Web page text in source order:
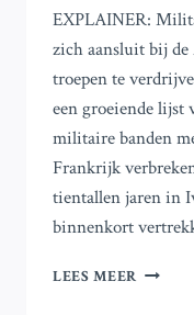
EXPLAINER:
zich aansluit bij de
troepen te
een groeiende lijst
militaire banden
Frankrijk
tientallen jaren in
binnenkort
LEES MEER FREXIT: